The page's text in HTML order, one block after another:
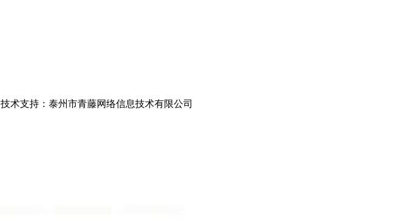
技术支持：泰州市青藤网络信息技术有限公司